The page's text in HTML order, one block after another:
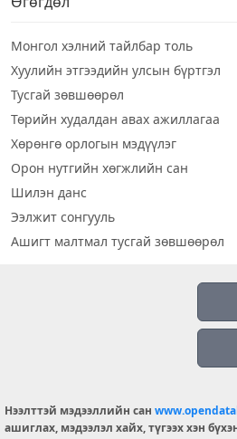
Монгол хэлний тайлбар толь
Хуулийн этгээдийн улсын бүртгэл
Тусгай зөвшөөрөл
Төрийн худалдан авах ажиллагаа
Хөрөнгө орлогын мэдүүлэг
Орон нутгийн хөгжлийн сан
Шилэн данс
Ээлжит сонгууль
Ашигт малтмал тусгай зөвшөөрөл
info@opendatalab.mn
Нээлттэй мэдээллийн сан
ашиглах, мэдээлэл хайх, түгээх хэн